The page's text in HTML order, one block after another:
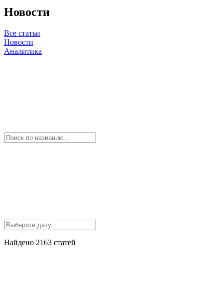
Новости
Все статьи
Новости
Аналитика
Найдено 2163 статей